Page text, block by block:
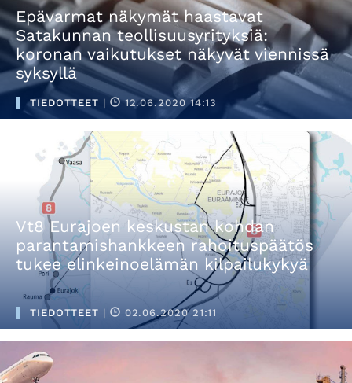
Epävarmat näkymät haastavat
Satakunnan teollisuusyrityksiä:
koronan vaikutukset näkyvät viennissä
syksyllä
TIEDOTTEET | 12.06.2020 14:13
Vt8 Eurajoen keskustan kohdan
parantamishankkeen rahoituspäätös
tukee elinkeinoelämän kilpailukykyä
TIEDOTTEET | 02.06.2020 21:11